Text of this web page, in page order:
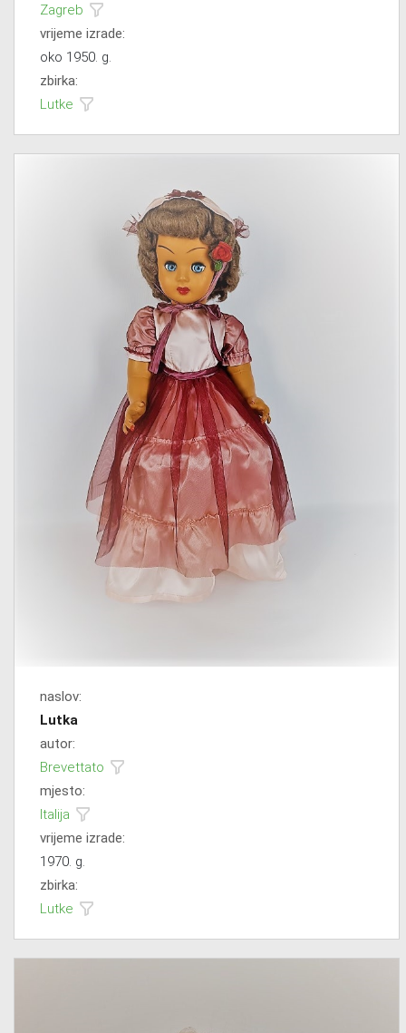
Zagreb
vrijeme izrade:
oko 1950. g.
zbirka:
Lutke
naslov:
Lutka
autor:
Brevettato
mjesto:
Italija
vrijeme izrade:
1970. g.
zbirka:
Lutke